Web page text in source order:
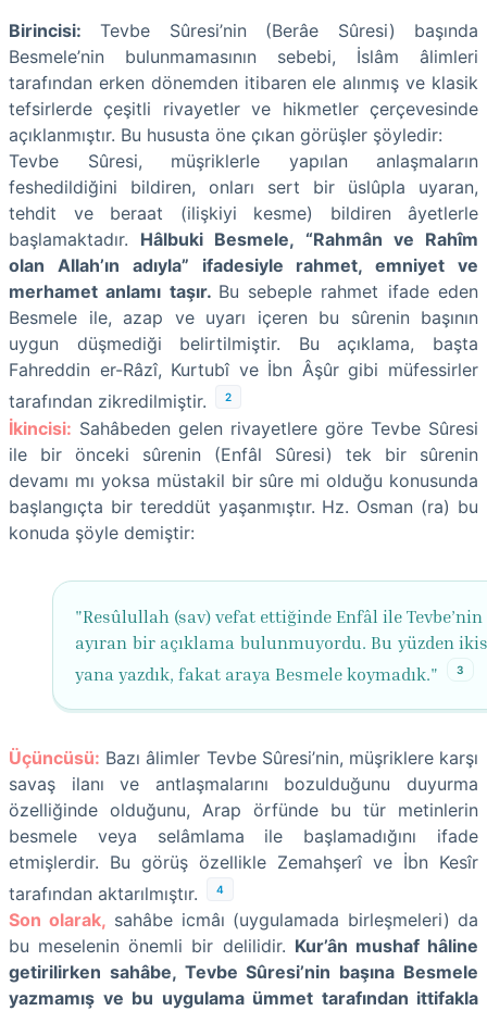
Birincisi: Tevbe Sûresi’nin (Berâe Sûresi) başında
Besmele’nin bulunmamasının sebebi, İslâm âlimleri
tarafından erken dönemden itibaren ele alınmış ve klasik
tefsirlerde çeşitli rivayetler ve hikmetler çerçevesinde
açıklanmıştır. Bu hususta öne çıkan görüşler şöyledir:
Tevbe Sûresi, müşriklerle yapılan anlaşmaların
feshedildiğini bildiren, onları sert bir üslûpla uyaran,
tehdit ve beraat (ilişkiyi kesme) bildiren âyetlerle
başlamaktadır. Hâlbuki Besmele, “Rahmân ve Rahîm
olan Allah’ın adıyla” ifadesiyle rahmet, emniyet ve
merhamet anlamı taşır. Bu sebeple rahmet ifade eden
Besmele ile, azap ve uyarı içeren bu sûrenin başının
uygun düşmediği belirtilmiştir. Bu açıklama, başta
Fahreddin er-Râzî, Kurtubî ve İbn Âşûr gibi müfessirler
tarafından zikredilmiştir.
2
İkincisi: Sahâbeden gelen rivayetlere göre Tevbe Sûresi
ile bir önceki sûrenin (Enfâl Sûresi) tek bir sûrenin
devamı mı yoksa müstakil bir sûre mi olduğu konusunda
başlangıçta bir tereddüt yaşanmıştır. Hz. Osman (ra) bu
konuda şöyle demiştir:
"Resûlullah (sav) vefat ettiğinde Enfâl ile Tevbe’nin
ayıran bir açıklama bulunmuyordu. Bu yüzden
yana yazdık, fakat araya Besmele koymadık."
3
Üçüncüsü: Bazı âlimler Tevbe Sûresi’nin, müşriklere karşı
savaş ilanı ve antlaşmalarını bozulduğunu duyurma
özelliğinde olduğunu, Arap örfünde bu tür metinlerin
besmele veya selâmlama ile başlamadığını ifade
etmişlerdir. Bu görüş özellikle Zemahşerî ve İbn Kesîr
tarafından aktarılmıştır.
4
Son olarak, sahâbe icmâı (uygulamada birleşmeleri) da
bu meselenin önemli bir delilidir. Kur’ân mushaf hâline
getirilirken sahâbe, Tevbe Sûresi’nin başına Besmele
yazmamış ve bu uygulama ümmet tarafından ittifakla